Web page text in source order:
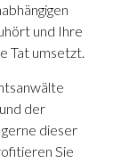
und Ihre
Tat umsetzt.
der
dieser
Sie